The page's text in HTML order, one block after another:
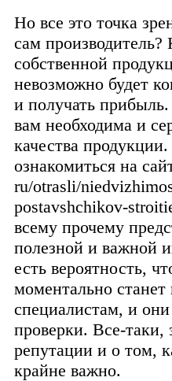
Но все это точка
сам производитель?
собственной
невозможно будет
и получать
вам необходима и
качества
ознакомиться на
ru/otrasli/
postavshchikov-
всему прочему
полезной и важной
есть вероятность,
моментально
специалистам, и
проверки. Все-таки,
репутации и о том,
крайне важно.